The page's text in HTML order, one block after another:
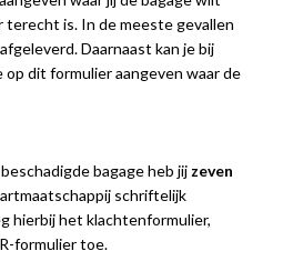
terecht is. In de meeste gevallen
Daarnaast kan je bij
op dit formulier aangeven waar de
bagage heb jij zeven
schriftelijk
hierbij het klachtenformulier,
formulier toe.